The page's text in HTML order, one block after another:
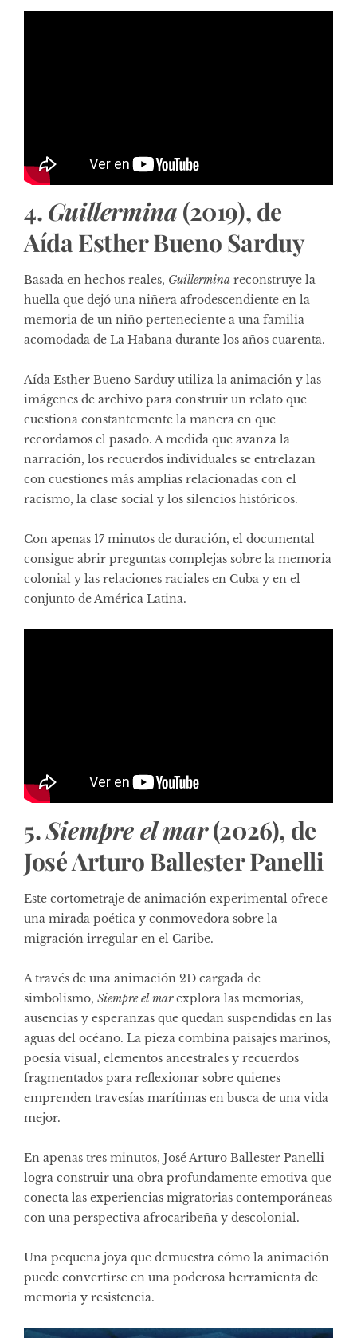
4. Guillermina (2019), de
Aída Esther Bueno Sarduy
Basada en hechos reales, Guillermina reconstruye la
huella que dejó una niñera afrodescendiente en la
memoria de un niño perteneciente a una familia
acomodada de La Habana durante los años cuarenta.
Aída Esther Bueno Sarduy utiliza la animación y las
imágenes de archivo para construir un relato que
cuestiona constantemente la manera en que
recordamos el pasado. A medida que avanza la
narración, los recuerdos individuales se entrelazan
con cuestiones más amplias relacionadas con el
racismo, la clase social y los silencios históricos.
Con apenas 17 minutos de duración, el documental
consigue abrir preguntas complejas sobre la memoria
colonial y las relaciones raciales en Cuba y en el
conjunto de América Latina.
5.Siempre el mar(2026), de
José Arturo Ballester Panelli
Este cortometraje de animación experimental ofrece
una mirada poética y conmovedora sobre la
migración irregular en el Caribe.
A través de una animación 2D cargada de
simbolismo, Siempre el marexplora las memorias,
ausencias y esperanzas que quedan suspendidas en las
aguas del océano. La pieza combina paisajes marinos,
poesía visual, elementos ancestrales y recuerdos
fragmentados para reflexionar sobre quienes
emprenden travesías marítimas en busca de una vida
mejor.
En apenas tres minutos, José Arturo Ballester Panelli
logra construir una obra profundamente emotiva que
conecta las experiencias migratorias contemporáneas
con una perspectiva afrocaribeña y descolonial.
Una pequeña joya que demuestra cómo la animación
puede convertirse en una poderosa herramienta de
memoria y resistencia.